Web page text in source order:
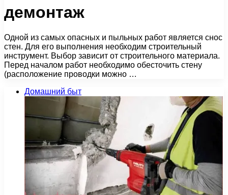
демонтаж
Одной из самых опасных и пыльных работ является снос
стен. Для его выполнения необходим строительный
инструмент. Выбор зависит от строительного материала.
Перед началом работ необходимо обесточить стену
(расположение проводки можно …
Домашний быт